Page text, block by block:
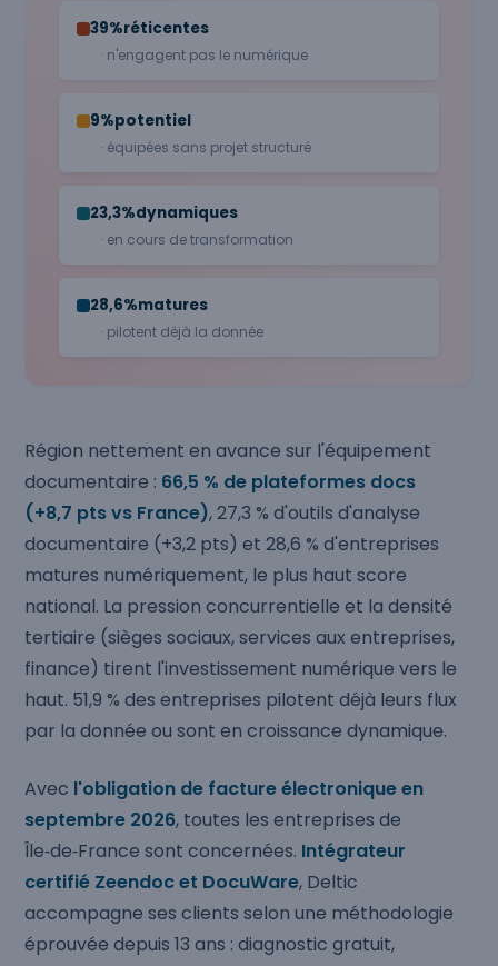
39%réticentes
· n'engagent pas le numérique
9%potentiel
· équipées sans projet structuré
23,3%dynamiques
· en cours de transformation
28,6%matures
· pilotent déjà la donnée
Région nettement en avance sur l'équipement
documentaire : 66,5 % de plateformes docs
(+8,7 pts vs France), 27,3 % d'outils d'analyse
documentaire (+3,2 pts) et 28,6 % d'entreprises
matures numériquement, le plus haut score
national. La pression concurrentielle et la densité
tertiaire (sièges sociaux, services aux entreprises,
finance) tirent l'investissement numérique vers le
haut. 51,9 % des entreprises pilotent déjà leurs flux
par la donnée ou sont en croissance dynamique.
Avec l'obligation de facture électronique en
septembre 2026, toutes les entreprises de
Île‑de‑France sont concernées. Intégrateur
certifié Zeendoc et DocuWare, Deltic
accompagne ses clients selon une méthodologie
éprouvée depuis 13 ans : diagnostic gratuit,